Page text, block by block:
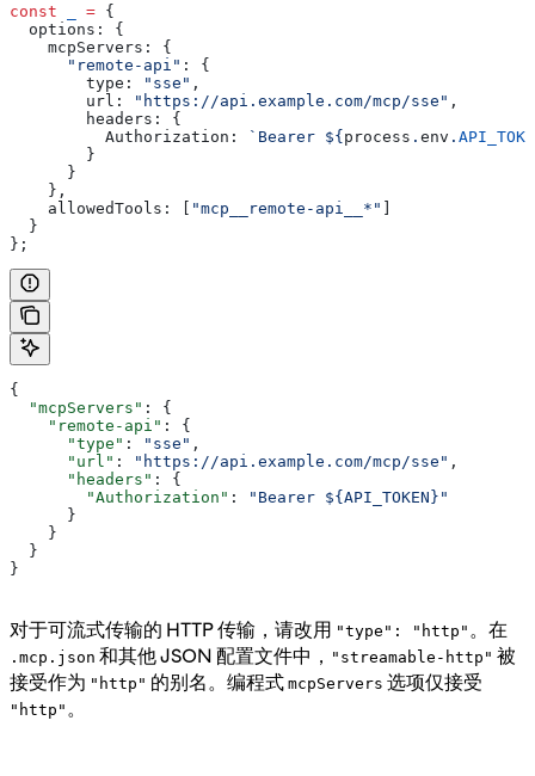
const = {
  options:
{
    mcpServers:
{
      "remote-api"
:
{
        type:
"sse" ,
        url:
"https://api.example.com/mcp/sse" ,
        headers:
{
          Authorization:
`Bearer ${process . env .
        }
      }
    },
    allowedTools:
[ "mcp__remote-api__*" ]
  }
};
{
  "mcpServers"
: {
    "remote-api"
: {
      "type"
: "sse" ,
      "url"
: "https://api.example.com/mcp/sse" ,
      "headers"
: {
        "Authorization"
:
"Bearer ${API_TOKEN}"
      }
    }
  }
}
对于可流式传输的 HTTP 传输，请改用 "type": "http" 。在
.mcp.json 和其他 JSON 配置文件中， "streamable-http" 被
接受作为 "http" 的别名。编程式 mcpServers 选项仅接受
"http" 。